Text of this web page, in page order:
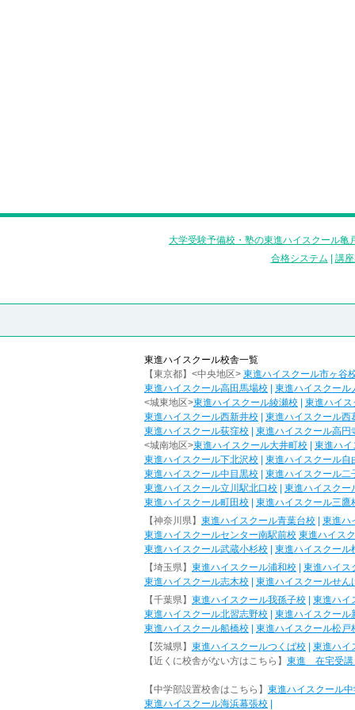
大学受験予備校・塾の東進ハイスクール亀
合格システム
講
東進ハイスクール校舎一覧
【東京都】<中央地区> 東進ハイスクール市ヶ谷
東進ハイスクール高田馬場校
東進ハイスクール
<城東地区>東進ハイスクール綾瀬校
東進ハイ
東進ハイスクール西新井校
東進ハイスクール西
東進ハイスクール荻窪校
東進ハイスクール高円
<城南地区>東進ハイスクール大井町校
東進ハイ
東進ハイスクール下北沢校
東進ハイスクール自
東進ハイスクール中目黒校
東進ハイスクール二
東進ハイスクール立川駅北口校
東進ハイスクー
東進ハイスクール町田校
東進ハイスクール三鷹
【神奈川県】 東進ハイスクール青葉台校
東進ハ
東進ハイスクールセンター南駅前校 東進ハイス
東進ハイスクール武蔵小杉校
東進ハイスクール
【埼玉県】 東進ハイスクール浦和校
東進ハイス
東進ハイスクール志木校
東進ハイスクールせん
【千葉県】 東進ハイスクール我孫子校
東進ハイ
東進ハイスクール北習志野校
東進ハイスクール
東進ハイスクール船橋校
東進ハイスクール松戸
【茨城県】 東進ハイスクールつくば校
東進ハイ
【近くに校舎がない方はこちら】 東進 在宅受講
【中学部設置校舎はこちら】 東進ハイスクール
東進ハイスクール海浜幕張校